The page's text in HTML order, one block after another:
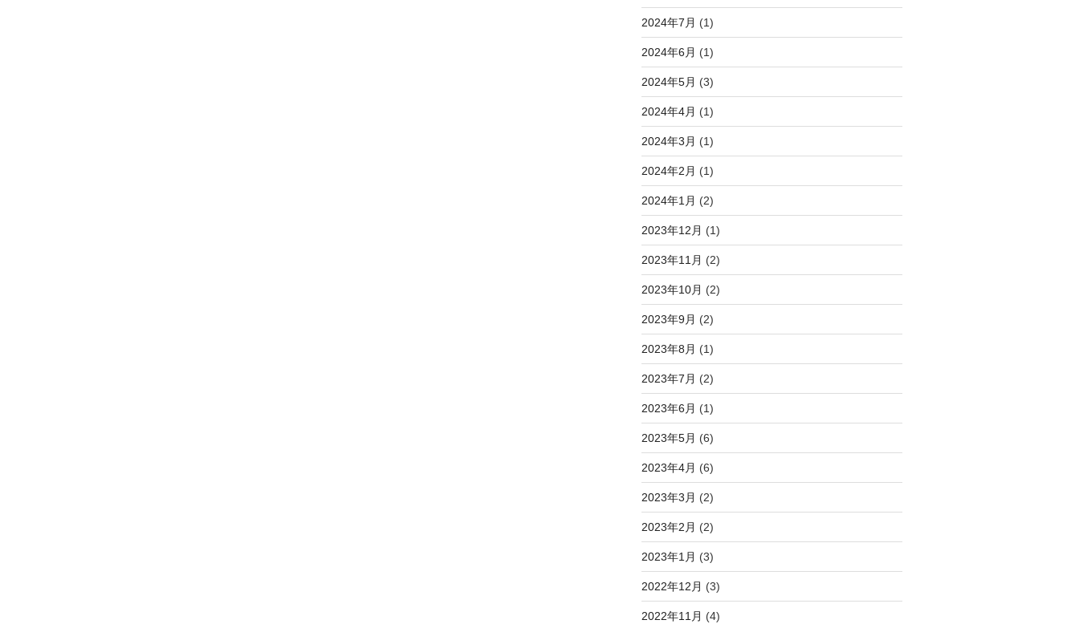
2024年7月 (1)
2024年6月 (1)
2024年5月 (3)
2024年4月 (1)
2024年3月 (1)
2024年2月 (1)
2024年1月 (2)
2023年12月 (1)
2023年11月 (2)
2023年10月 (2)
2023年9月 (2)
2023年8月 (1)
2023年7月 (2)
2023年6月 (1)
2023年5月 (6)
2023年4月 (6)
2023年3月 (2)
2023年2月 (2)
2023年1月 (3)
2022年12月 (3)
2022年11月 (4)